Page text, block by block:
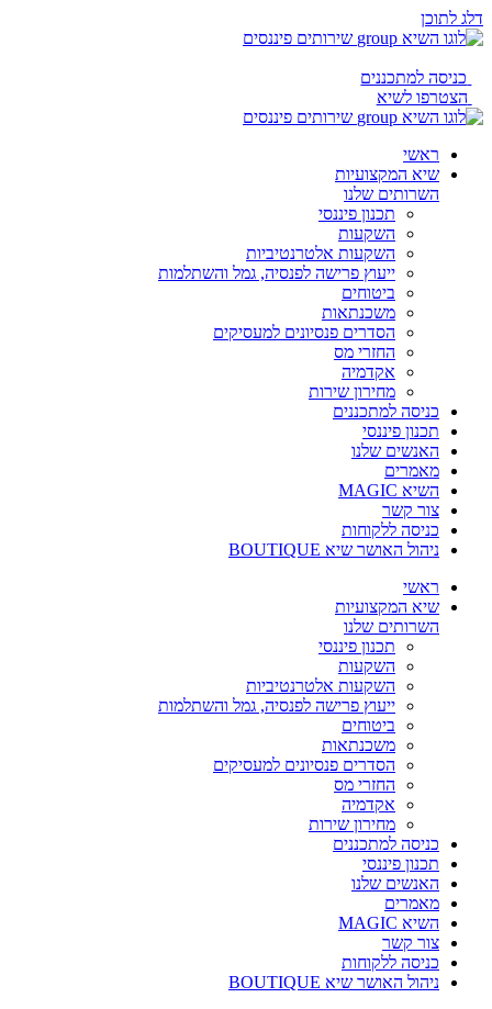
דלג לתוכן
כניסה למתכננים
הצטרפו לשיא
ראשי
שיא המקצועיות
השרותים שלנו
תכנון פיננסי
השקעות
השקעות אלטרנטיביות
ייעוץ פרישה לפנסיה, גמל והשתלמות
ביטוחים
משכנתאות
הסדרים פנסיונים למעסיקים
החזרי מס
אקדמיה
מחירון שירות
כניסה למתכננים
תכנון פיננסי
האנשים שלנו
מאמרים
השיא MAGIC
צור קשר
כניסה ללקוחות
ניהול האושר שיא BOUTIQUE
ראשי
שיא המקצועיות
השרותים שלנו
תכנון פיננסי
השקעות
השקעות אלטרנטיביות
ייעוץ פרישה לפנסיה, גמל והשתלמות
ביטוחים
משכנתאות
הסדרים פנסיונים למעסיקים
החזרי מס
אקדמיה
מחירון שירות
כניסה למתכננים
תכנון פיננסי
האנשים שלנו
מאמרים
השיא MAGIC
צור קשר
כניסה ללקוחות
ניהול האושר שיא BOUTIQUE